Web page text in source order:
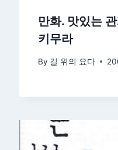
만화. 맛있는
키무라
By 길 위의 요다